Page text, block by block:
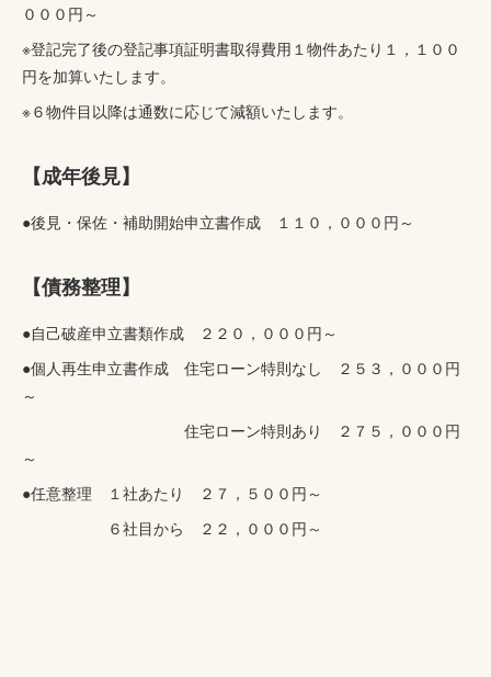
０００円～
※登記完了後の登記事項証明書取得費用１物件あたり１，１００
円を加算いたします。
※６物件目以降は通数に応じて減額いたします。
【成年後見】
●後見・保佐・補助開始申立書作成 １１０，０００円～
【債務整理】
●自己破産申立書類作成 ２２０，０００円～
●個人再生申立書作成 住宅ローン特則なし ２５３，０００円
～
住宅ローン特則あり ２７５，０００円
～
●任意整理 １社あたり ２７，５００円～
６社目から ２２，０００円～